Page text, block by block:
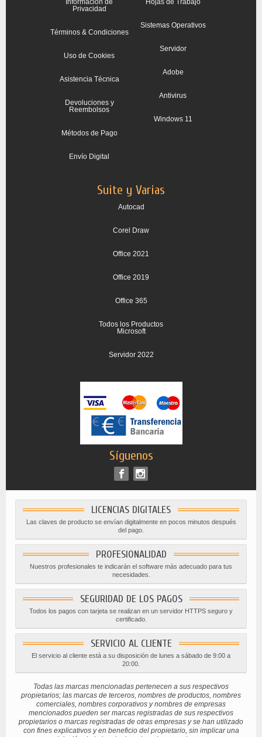
Información de
Privacidad
Términos & Condiciones
Uso de Cookies
Asistencia Técnica
Devoluciones y
Reembolsos
Métodos de Pago
Envío Digital
Hojas de Trabajo
Sistemas Operativos
Servidor
Adobe
Antivirus
Windows 11
Suite y Varias
Autocad
Corel Draw
Office 2021
Office 2019
Office 365
Todos los Productos
Microsoft
Servidor 2022
Síguenos
LICENCIAS DIGITALES
Las claves de producto se envían digitalmente en pocos minutos después
del pago.
PROFESIONALIDAD
Nuestros profesionales te indicarán el software más adecuado para tus
necesidades.
SEGURIDAD DE LOS PAGOS
Todos los pagos con tarjeta se realizan en un servidor HTTPS seguro y
certificado.
SERVICIO AL CLIENTE
El servicio al cliente está a su disposición de lunes a sábado de 9:00 a
20:00.
Todas las marcas mencionadas pertenecen a sus respectivos
propietarios; las marcas de terceros, nombres de productos, nombres
comerciales, nombres corporativos y nombres de empresas
mencionados pueden ser marcas registradas de sus respectivos
propietarios o marcas registradas de otras empresas y se han utilizado
con fines explicativos y en beneficio del propietario, sin implicar una